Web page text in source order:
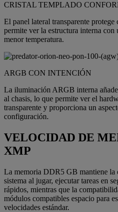
CRISTAL TEMPLADO
El panel lateral transparente
permite ver la estructura interna con
menor temperatura.
ARGB CON INTENCIÓN
La iluminación ARGB interna
al chasis, lo que permite ver el
transparente y proporciona un
configuración.
VELOCIDAD DE
XMP
La memoria DDR5 GB mantiene la
sistema al jugar, ejecutar tareas en
rápidos, mientras que la
módulos compatibles espacio para
velocidades estándar.